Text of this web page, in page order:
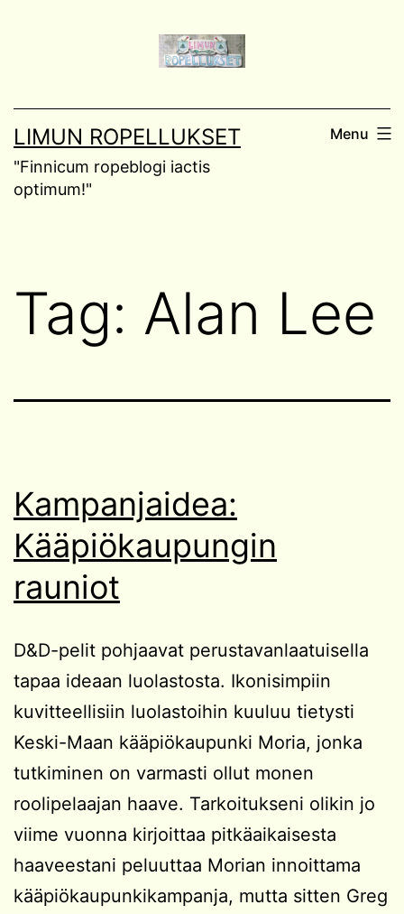
LIMUN ROPELLUKSET
"Finnicum ropeblogi iactis
optimum!"
Menu
Tag: Alan Lee
Kampanjaidea:
Kääpiökaupungin
rauniot
D&D-pelit pohjaavat perustavanlaatuisella
tapaa ideaan luolastosta. Ikonisimpiin
kuvitteellisiin luolastoihin kuuluu tietysti
Keski-Maan kääpiökaupunki Moria, jonka
tutkiminen on varmasti ollut monen
roolipelaajan haave. Tarkoitukseni olikin jo
viime vuonna kirjoittaa pitkäaikaisesta
haaveestani peluuttaa Morian innoittama
kääpiökaupunkikampanja, mutta sitten Greg